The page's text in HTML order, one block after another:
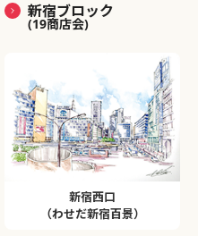
新宿ブロック
(19商店会)
新宿西口
（わせだ新宿百景）